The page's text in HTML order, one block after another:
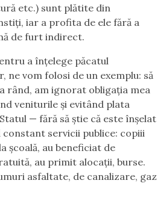
etc.) sunt plătite din
iar a profita de ele fără a
de furt indirect.
a înțelege păcatul
ne vom folosi de un exemplu: să
rând, am ignorat obligația mea
veniturile și evitând plata
— fără să știe că este înșelat
servicii publice: copiii
școală, au beneficiat de
au primit alocații, burse.
asfaltate, de canalizare, gaz